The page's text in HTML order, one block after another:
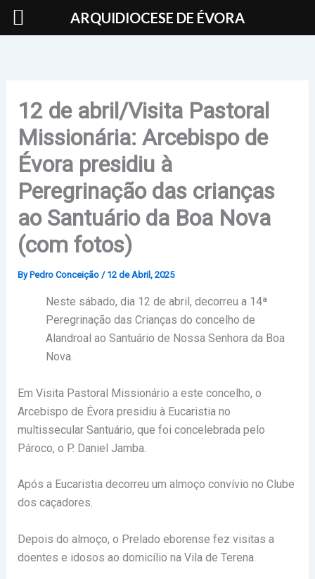
Skip
12 de abril/Visita Pastoral
Missionária: Arcebispo de
Évora presidiu à
Peregrinação das crianças
ao Santuário da Boa Nova
(com fotos)
By Pedro Conceição / 12 de Abril, 2025
Neste sábado, dia 12 de abril, decorreu a 14ª
Peregrinação das Crianças do concelho de
Alandroal ao Santuário de Nossa Senhora da Boa
Nova.
Em Visita Pastoral Missionário a este concelho, o
Arcebispo de Évora presidiu à Eucaristia no
multissecular Santuário, que foi concelebrada pelo
Pároco, o P. Daniel Jamba.
Após a Eucaristia decorreu um almoço convívio no Clube
dos caçadores.
Depois do almoço, o Prelado eborense fez visitas a
doentes e idosos ao domicílio na Vila de Terena.
ARQUIDIOCESE DE ÉVORA